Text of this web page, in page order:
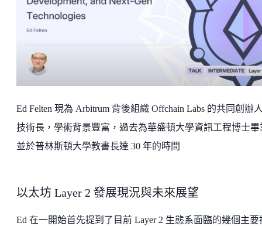
Ed Felten 現為 Arbitrum 背後組織 Offchain Labs 的共同創辦
技術長，學術背景豐富，過去為華盛頓大學資訊工程博士畢
並於普林斯頓大學教書長達 30 年的時間
以太坊 Layer 2 發展現況與未來展望
Ed 在一開始首先提到了目前 Layer 2 生態系面臨的幾個主要